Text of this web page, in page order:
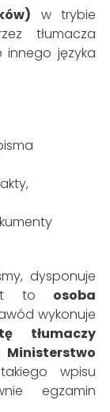
w trybie
tłumacza
innego języka
dysponuje
to osoba
wykonuje
tłumaczy
Ministerstwo
wpisu
egzamin